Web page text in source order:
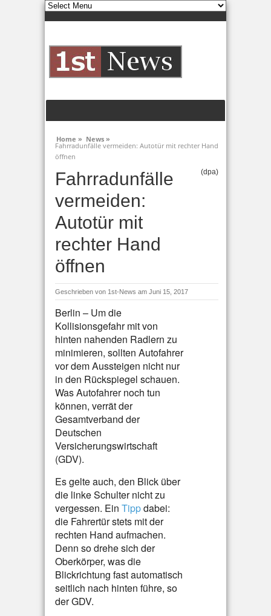
Home » News »
Fahrradunfälle vermeiden: Autotür mit rechter Hand
öffnen
Fahrradunfälle
vermeiden:
Autotür mit
rechter Hand
öffnen
(dpa)
Geschrieben von 1st-News am Juni 15, 2017
Berlin – Um die
Kollisionsgefahr mit von
hinten nahenden Radlern zu
minimieren, sollten Autofahrer
vor dem Aussteigen nicht nur
in den Rückspiegel schauen.
Was Autofahrer noch tun
können, verrät der
Gesamtverband der
Deutschen
Versicherungswirtschaft
(GDV).
Es gelte auch, den Blick über
die linke Schulter nicht zu
vergessen. Ein Tippdabei:
die Fahrertür stets mit der
rechten Hand aufmachen.
Denn so drehe sich der
Oberkörper, was die
Blickrichtung fast automatisch
seitlich nach hinten führe, so
der GDV.